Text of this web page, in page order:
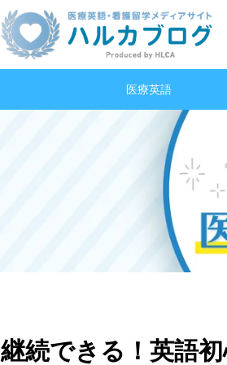
医療英語
継続できる！英語